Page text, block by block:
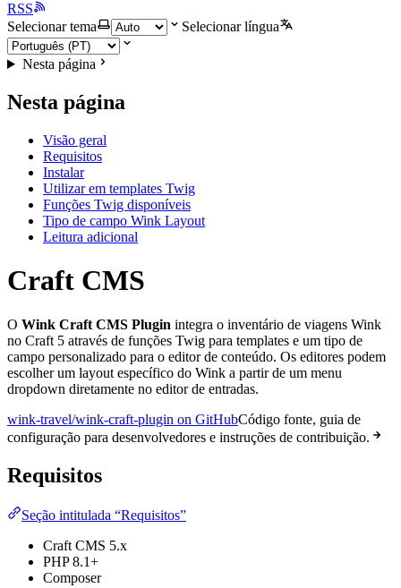
RSS
Selecionar tema
Selecionar língua
Nesta página
Nesta página
Visão geral
Requisitos
Instalar
Utilizar em templates Twig
Funções Twig disponíveis
Tipo de campo Wink Layout
Leitura adicional
Craft CMS
O Wink Craft CMS Plugin integra o inventário de viagens Wink
no Craft 5 através de funções Twig para templates e um tipo de
campo personalizado para o editor de conteúdo. Os editores podem
escolher um layout específico do Wink a partir de um menu
dropdown diretamente no editor de entradas.
wink-travel/wink-craft-plugin on GitHubCódigo fonte, guia de
configuração para desenvolvedores e instruções de contribuição.
Requisitos
Seção intitulada “Requisitos”
Craft CMS 5.x
PHP 8.1+
Composer